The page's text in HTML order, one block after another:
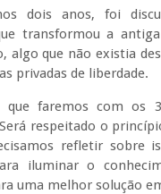
dois anos, foi
transformou a
algo que não existia
privadas de liberdade.
faremos com os
respeitado o
refletir sobre
iluminar o
uma melhor solução